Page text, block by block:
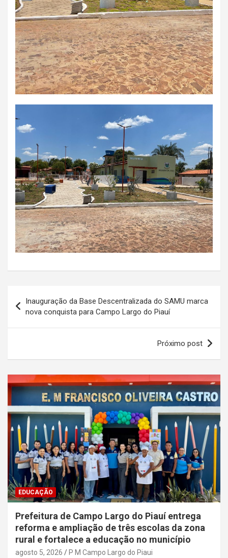
de
Post
Inauguração da Base Descentralizada do SAMU marca
nova conquista para Campo Largo do Piauí
Próximo post
EDUCAÇÃO
Prefeitura de Campo Largo do Piauí entrega
reforma e ampliação de três escolas da zona
rural e fortalece a educação no município
agosto 5, 2026 P M Campo Largo do Piaui